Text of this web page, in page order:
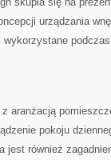
urządzania
aranżacją
pokoju
jest również